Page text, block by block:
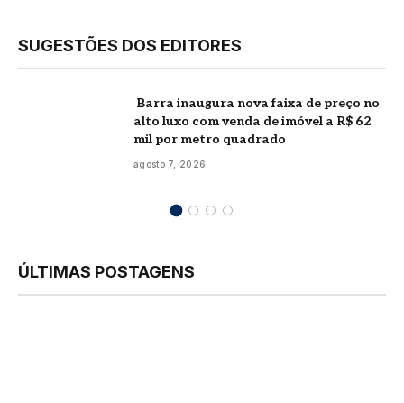
SUGESTÕES DOS EDITORES
Barra inaugura nova faixa de preço no
alto luxo com venda de imóvel a R$ 62
mil por metro quadrado
agosto 7, 2026
ÚLTIMAS POSTAGENS